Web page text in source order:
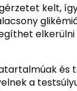
kelt,
és
a